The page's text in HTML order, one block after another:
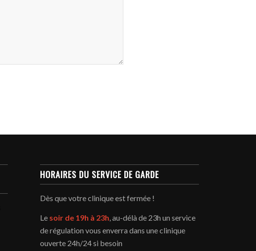
HORAIRES DU SERVICE DE GARDE
Dès que votre clinique est fermée !
Le soir de 19h à 23h , au-délà de 23h un service
de régulation vous enverra dans une clinique
ouverte 24h/24 si besoin